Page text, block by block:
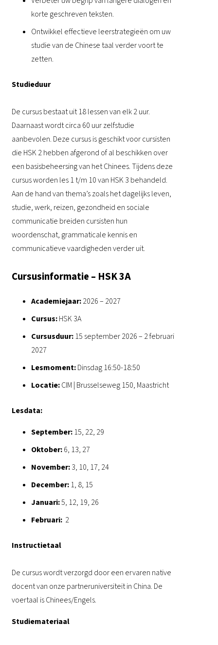
korte geschreven teksten.
Ontwikkel effectieve leerstrategieën om uw
studie van de Chinese taal verder voort te
zetten.
Studieduur
De cursus bestaat uit 18 lessen van elk 2 uur.
Daarnaast wordt circa 60 uur zelfstudie
aanbevolen. Deze cursus is geschikt voor cursisten
die HSK 2 hebben afgerond of al beschikken over
een basisbeheersing van het Chinees. Tijdens deze
cursus worden les 1 t/m 10 van HSK 3 behandeld.
Aan de hand van thema’s zoals het dagelijks leven,
studie, werk, reizen, gezondheid en sociale
communicatie breiden cursisten hun
woordenschat, grammaticale kennis en
communicatieve vaardigheden verder uit.
Cursusinformatie – HSK 3A
Academiejaar:2026 – 2027
Cursus:HSK 3A
Cursusduur:15 september 2026 – 2 februari
2027
Lesmoment:Dinsdag 16:50-18:50
Locatie:CIM | Brusselseweg 150, Maastricht
Lesdata:
September:15, 22, 29
Oktober:6, 13, 27
November:3, 10, 17, 24
December:1, 8, 15
Januari:5, 12, 19, 26
Februari: 2
Instructietaal
De cursus wordt verzorgd door een ervaren native
docent van onze partneruniversiteit in China. De
voertaal is Chinees/Engels.
Studiemateriaal